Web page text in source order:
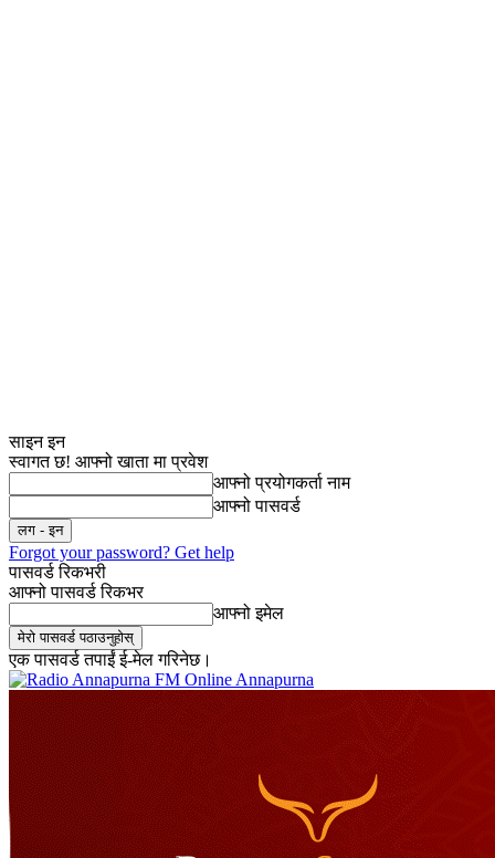
साइन इन
स्वागत छ! आफ्नो खाता मा प्रवेश
आफ्नो प्रयोगकर्ता नाम
आफ्नो पासवर्ड
Forgot your password? Get help
पासवर्ड रिकभरी
आफ्नो पासवर्ड रिकभर
आफ्नो इमेल
एक पासवर्ड तपाईं ई-मेल गरिनेछ।
Online Annapurna